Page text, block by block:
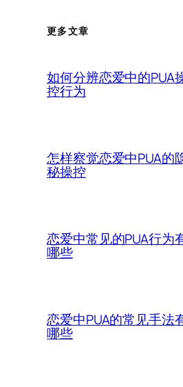
更多文章
如何分辨恋爱中的PUA
控行为
怎样察觉恋爱中PUA的
秘操控
恋爱中常见的PUA行为
哪些
恋爱中PUA的常见手法
哪些